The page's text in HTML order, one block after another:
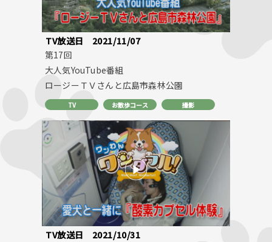
TV放送日
2021/11/07
第17回
大人気YouTube番組
ロージーＴＶさんと広島市森林公園
TV お散歩コース 撮影
TV放送日
2021/10/31